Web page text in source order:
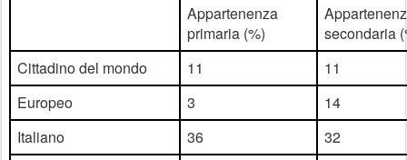
Appartenenza
primaria (%)
secondaria
Cittadino del mondo
11
11
Europeo
3
14
Italiano
36
32